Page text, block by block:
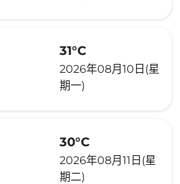
31°C
2026年08月10日(星
期一)
30°C
2026年08月11日(星
期二)